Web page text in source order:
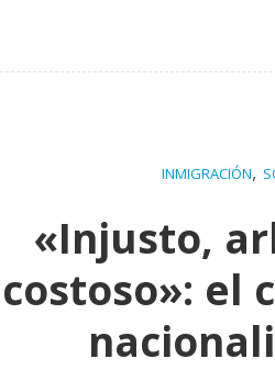
INMIGRACIÓN,
«Injusto,
costoso»: el